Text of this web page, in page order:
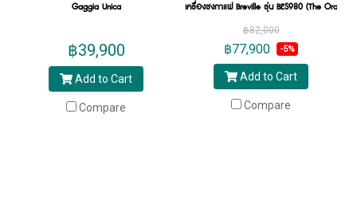
Gaggia Unica
฿39,900
Add to Cart
Compare
เครื่องชงกาแฟ Breville รุ่น BES980 (The Oracle)
฿82,000
฿77,900 -5%
Add to Cart
Compare